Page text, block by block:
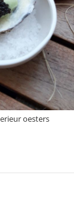
oesters